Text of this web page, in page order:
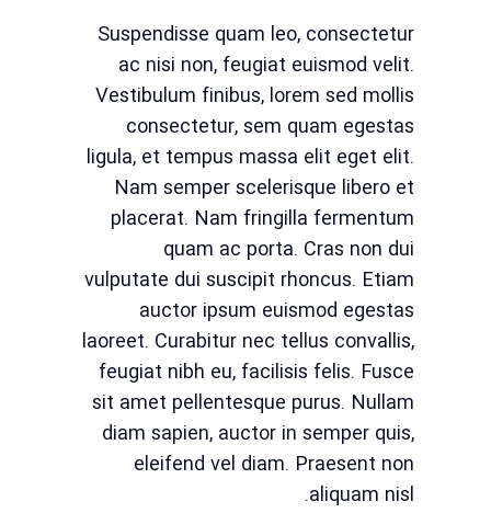
Suspendisse quam leo, consectetur
ac nisi non, feugiat euismod velit.
Vestibulum finibus, lorem sed mollis
consectetur, sem quam egestas
ligula, et tempus massa elit eget elit.
Nam semper scelerisque libero et
placerat. Nam fringilla fermentum
quam ac porta. Cras non dui
vulputate dui suscipit rhoncus. Etiam
auctor ipsum euismod egestas
laoreet. Curabitur nec tellus convallis,
feugiat nibh eu, facilisis felis. Fusce
sit amet pellentesque purus. Nullam
diam sapien, auctor in semper quis,
eleifend vel diam. Praesent non
aliquam nisl.